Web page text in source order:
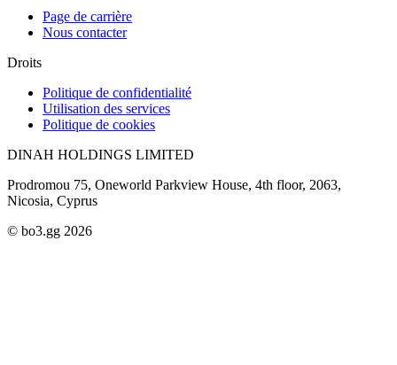
Page de carrière
Nous contacter
Droits
Politique de confidentialité
Utilisation des services
Politique de cookies
DINAH HOLDINGS LIMITED
Prodromou 75, Oneworld Parkview House, 4th floor, 2063,
Nicosia, Cyprus
© bo3.gg 2026